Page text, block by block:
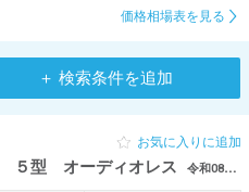
価格相場表を見る
＋ 検索条件を追加
型 オーディオレス 令和08年（2026年） 0.1万km 香川県高松市
お気に入りに追加